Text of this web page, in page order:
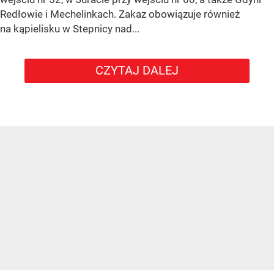
Redłowie i Mechelinkach. Zakaz obowiązuje również
na kąpielisku w Stepnicy nad...
CZYTAJ DALEJ